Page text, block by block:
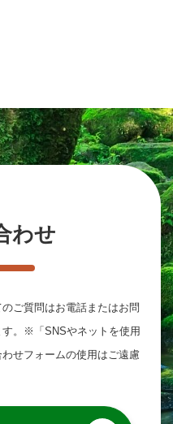
わせ
ご質問はお電話またはお問
。 ※「SNSやネットを使用
せフォームの使用はご遠慮